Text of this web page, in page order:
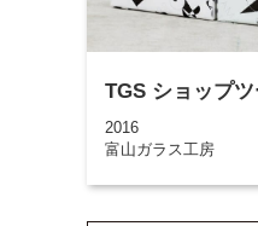
TGS ショップ
2016
富山ガラス工房